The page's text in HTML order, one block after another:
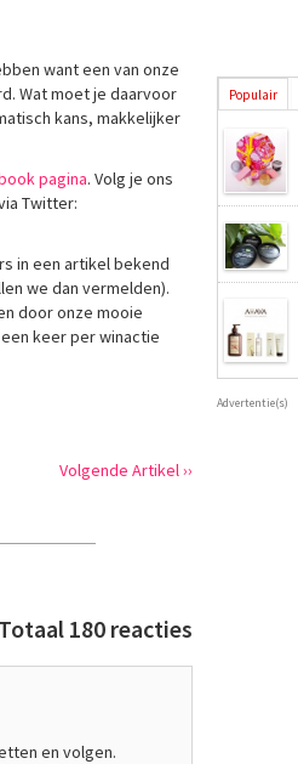
want een van onze
Wat moet je daarvoor
kans, makkelijker
pagina. Volg je ons
Twitter:
in een artikel bekend
we dan vermelden).
door onze mooie
keer per winactie
Volgende Artikel ››
Totaal 180 reacties
en volgen.
Populair
Advertentie(s)